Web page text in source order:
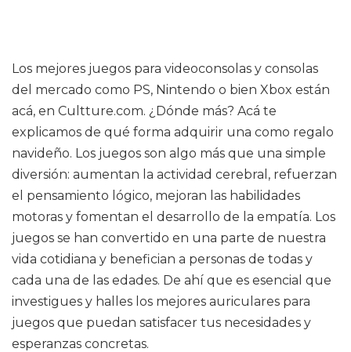
Los mejores juegos para videoconsolas y consolas
del mercado como PS, Nintendo o bien Xbox están
acá, en Cultture.com. ¿Dónde más? Acá te
explicamos de qué forma adquirir una como regalo
navideño. Los juegos son algo más que una simple
diversión: aumentan la actividad cerebral, refuerzan
el pensamiento lógico, mejoran las habilidades
motoras y fomentan el desarrollo de la empatía. Los
juegos se han convertido en una parte de nuestra
vida cotidiana y benefician a personas de todas y
cada una de las edades. De ahí que es esencial que
investigues y halles los mejores auriculares para
juegos que puedan satisfacer tus necesidades y
esperanzas concretas.